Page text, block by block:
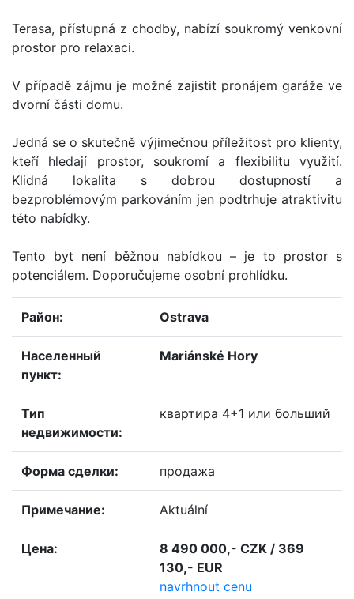
Terasa, přístupná z chodby, nabízí soukromý venkovní
prostor pro relaxaci.
V případě zájmu je možné zajistit pronájem garáže ve
dvorní části domu.
Jedná se o skutečně výjimečnou příležitost pro klienty,
kteří hledají prostor, soukromí a flexibilitu využití.
Klidná lokalita s dobrou dostupností a
bezproblémovým parkováním jen podtrhuje atraktivitu
této nabídky.
Tento byt není běžnou nabídkou – je to prostor s
potenciálem. Doporučujeme osobní prohlídku.
район: Ostrava
населенный
пункт:
Mariánské Hory
тип
недвижимости:
квартира 4+1 или больший
форма сделки: продажа
примечание: Aktuální
цена:
8 490 000,- CZK / 369
130,- EUR
navrhnout cenu